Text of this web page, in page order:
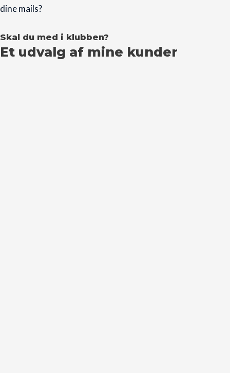
dine mails?
Skal du med i klubben?
Et udvalg af mine kunder